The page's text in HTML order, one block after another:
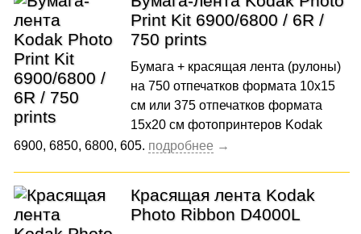
Print Kit 6900/6800 / 6R /
750 prints
Бумага + красящая лента (рулоны)
на 750 отпечатков формата 10x15
см или 375 отпечатков формата
15x20 см фотопринтеров Kodak
6900, 6850, 6800, 605.
Красящая лента Kodak
Photo Ribbon D4000L